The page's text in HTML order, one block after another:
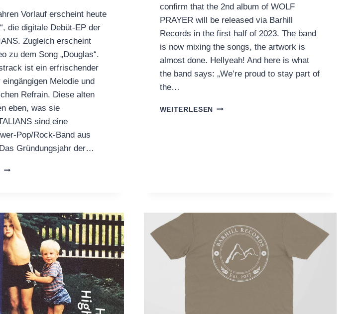
Vorlauf erscheint heute
die digitale Debüt-EP der
Zugleich erscheint
zu dem Song „Douglas“.
ist ein erfrischender
Melodie und
Refrain. Diese alten
eben, was sie
sind eine
Pop/Rock-Band aus
Gründungsjahr der…
NEARLY
OUT
NOW!
confirm that the 2nd album of WOLF
PRAYER will be released via Barhill
Records in the first half of 2023. The band
is now mixing the songs, the artwork is
almost done. Hellyeah! And here is what
the band says: „We’re proud to stay part of
the…
WEITERLESEN WOLF